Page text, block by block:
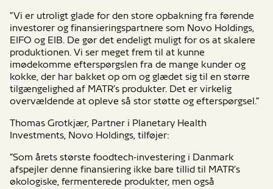
”Vi er utroligt glade for den store opbakning fra førende
investorer og finansieringspartnere som Novo Holdings,
EIFO og EIB. De gør det endeligt muligt for os at skalere
produktionen. Vi ser meget frem til at kunne
imødekomme efterspørgslen fra de mange kunder og
kokke, der har bakket op om og glædet sig til en større
tilgængelighed af MATR’s produkter. Det er virkelig
overvældende at opleve så stor støtte og efterspørgsel.”
Thomas Grotkjær, Partner i Planetary Health
Investments, Novo Holdings, tilføjer:
”Som årets største foodtech-investering i Danmark
afspejler denne finansiering ikke bare tillid til MATR’s
økologiske, fermenterede produkter, men også